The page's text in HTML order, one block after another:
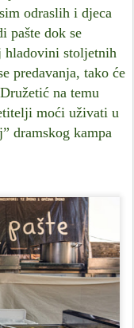
odraslih i djeca
pašte dok se
hladovini stoljetnih
predavanja, tako će
na temu
moći uživati u
dramskog kampa